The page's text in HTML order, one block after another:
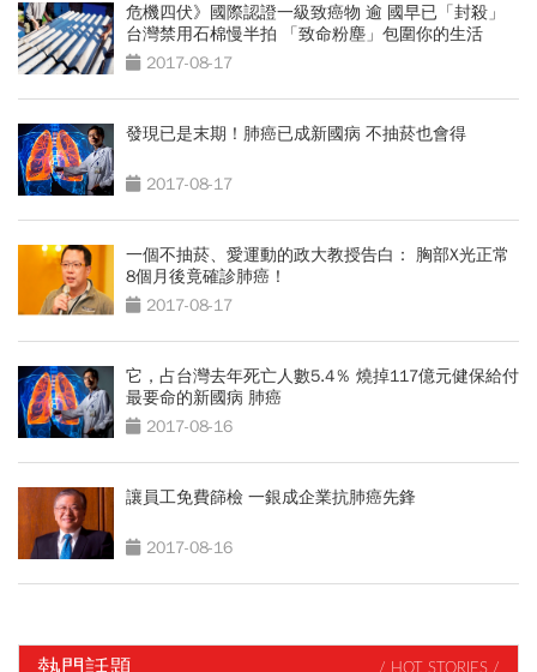
危機四伏》國際認證一級致癌物 逾 國早已「封殺」
台灣禁用石棉慢半拍 「致命粉塵」包圍你的生活
2017-08-17
發現已是末期！肺癌已成新國病 不抽菸也會得
2017-08-17
一個不抽菸、愛運動的政大教授告白： 胸部X光正常
8個月後竟確診肺癌！
2017-08-17
它，占台灣去年死亡人數5.4％ 燒掉117億元健保給付
最要命的新國病 肺癌
2017-08-16
讓員工免費篩檢 一銀成企業抗肺癌先鋒
2017-08-16